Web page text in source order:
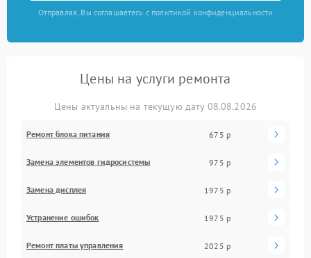
Отправляя, Вы соглашаетесь с политикой конфиденциальности
Цены на услуги ремонта
Цены актуальны на текущую дату 08.08.2026
Ремонт блока питания 675 р
Замена элементов гидросистемы 975 р
Замена дисплея 1975 р
Устранение ошибок 1975 р
Ремонт платы управления 2025 р